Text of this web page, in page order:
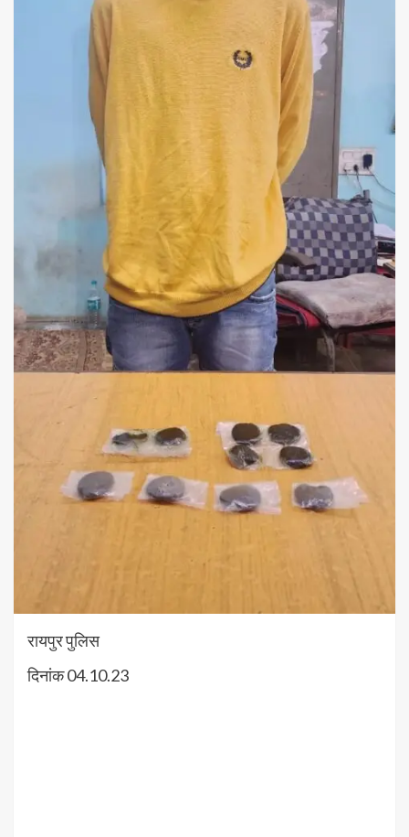
रायपुर पुलिस
दिनांक 04.10.23